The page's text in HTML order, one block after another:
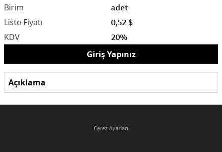
adet
0,52 $
20%
Giriş Yapınız
Açıklama
Çerez Ayarları